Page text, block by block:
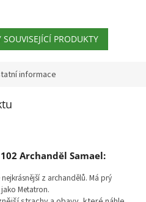
PRODUKTY
informace
Archanděl Samael:
z archandělů. Má prý
Metatron.